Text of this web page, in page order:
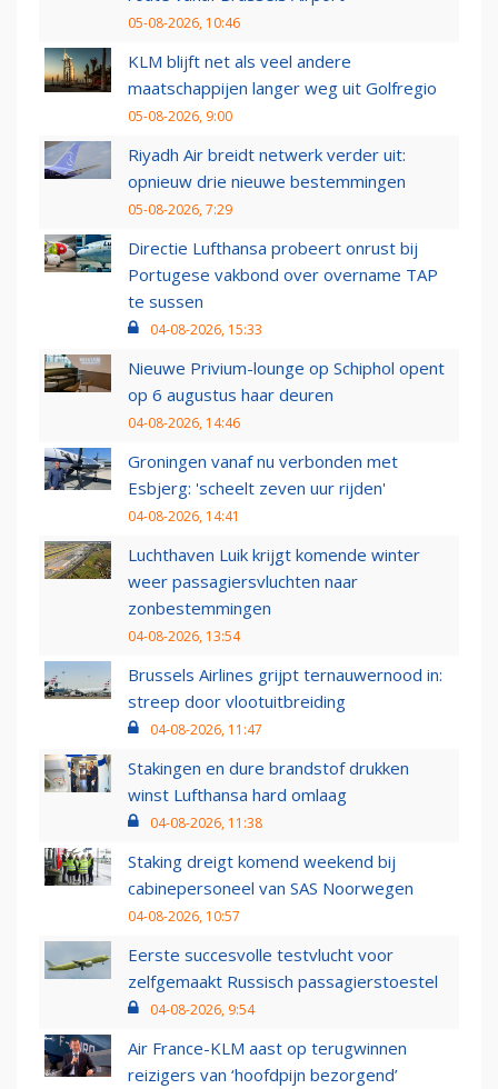
05-08-2026, 10:46
KLM blijft net als veel andere
maatschappijen langer weg uit Golfregio
05-08-2026, 9:00
Riyadh Air breidt netwerk verder uit:
opnieuw drie nieuwe bestemmingen
05-08-2026, 7:29
Directie Lufthansa probeert onrust bij
Portugese vakbond over overname TAP
te sussen
04-08-2026, 15:33
Nieuwe Privium-lounge op Schiphol opent
op 6 augustus haar deuren
04-08-2026, 14:46
Groningen vanaf nu verbonden met
Esbjerg: 'scheelt zeven uur rijden'
04-08-2026, 14:41
Luchthaven Luik krijgt komende winter
weer passagiersvluchten naar
zonbestemmingen
04-08-2026, 13:54
Brussels Airlines grijpt ternauwernood in:
streep door vlootuitbreiding
04-08-2026, 11:47
Stakingen en dure brandstof drukken
winst Lufthansa hard omlaag
04-08-2026, 11:38
Staking dreigt komend weekend bij
cabinepersoneel van SAS Noorwegen
04-08-2026, 10:57
Eerste succesvolle testvlucht voor
zelfgemaakt Russisch passagierstoestel
04-08-2026, 9:54
Air France-KLM aast op terugwinnen
reizigers van ‘hoofdpijn bezorgend’